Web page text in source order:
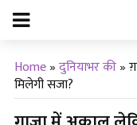
Home»दुनियाभर की»
मिलेगी सजा?